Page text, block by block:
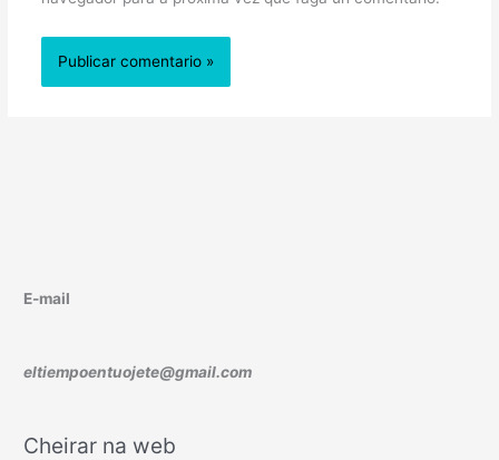
E-mail
eltiempoentuojete@gmail.com
Cheirar na web